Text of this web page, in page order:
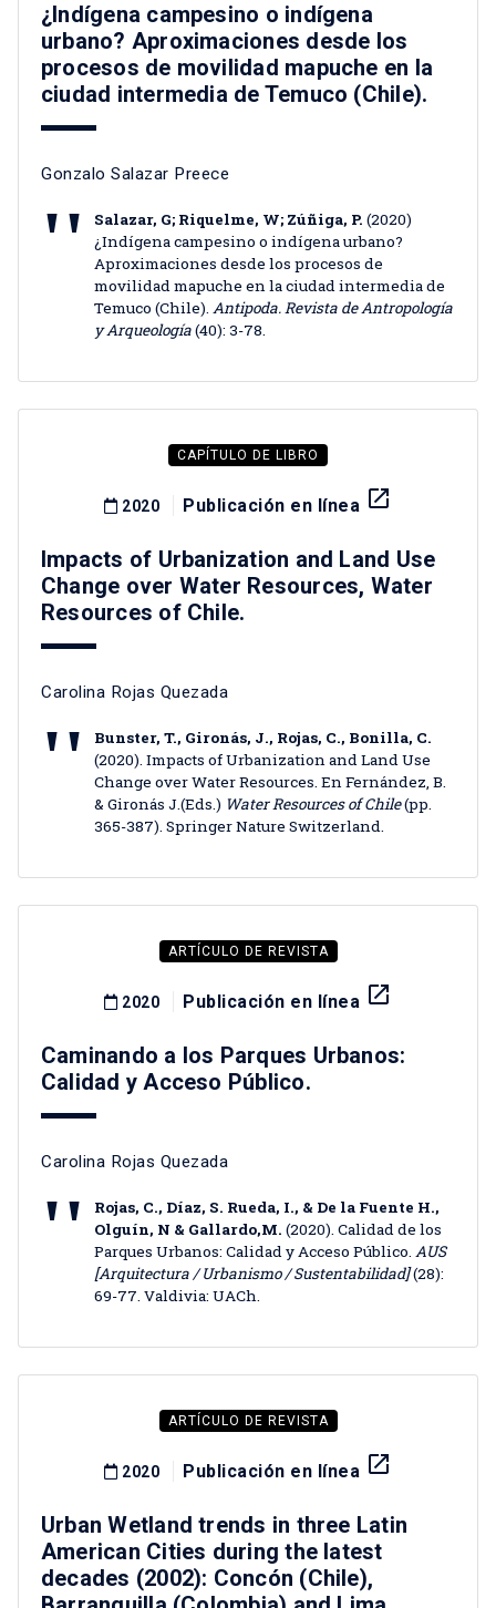
¿Indígena campesino o indígena
urbano? Aproximaciones desde los
procesos de movilidad mapuche en la
ciudad intermedia de Temuco (Chile).
Gonzalo Salazar Preece
Salazar, G; Riquelme, W; Zúñiga, P. (2020)
¿Indígena campesino o indígena urbano?
Aproximaciones desde los procesos de
movilidad mapuche en la ciudad intermedia de
Temuco (Chile). Antipoda. Revista de Antropología
y Arqueología(40): 3-78.
CAPÍTULO DE LIBRO
2020 Publicación en línea launch
Impacts of Urbanization and Land Use
Change over Water Resources, Water
Resources of Chile.
Carolina Rojas Quezada
Bunster, T., Gironás, J., Rojas, C., Bonilla, C.
(2020). Impacts of Urbanization and Land Use
Change over Water Resources. En Fernández, B.
& Gironás J.(Eds.) Water Resources of Chile(pp.
365-387). Springer Nature Switzerland.
ARTÍCULO DE REVISTA
2020 Publicación en línea launch
Caminando a los Parques Urbanos:
Calidad y Acceso Público.
Carolina Rojas Quezada
Rojas, C., Díaz, S. Rueda, I., & De la Fuente H.,
Olguín, N & Gallardo,M. (2020). Calidad de los
Parques Urbanos: Calidad y Acceso Público. AUS
[Arquitectura / Urbanismo / Sustentabilidad](28):
69-77. Valdivia: UACh.
ARTÍCULO DE REVISTA
2020 Publicación en línea launch
Urban Wetland trends in three Latin
American Cities during the latest
decades (2002): Concón (Chile),